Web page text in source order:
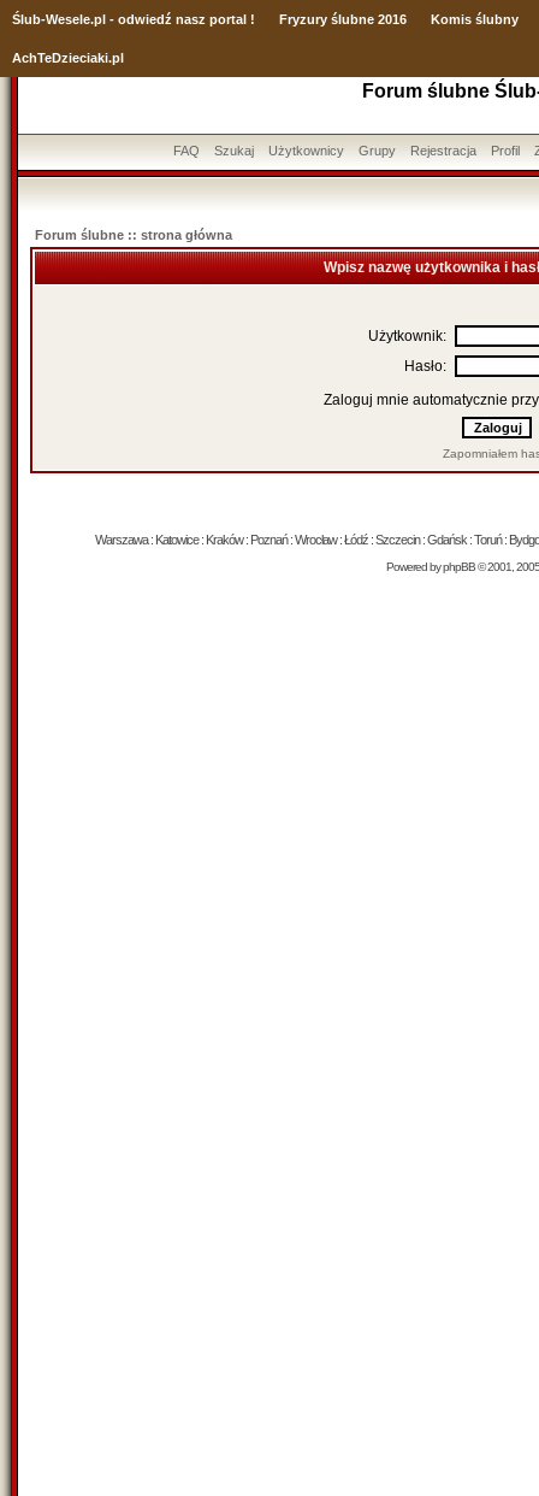
Ślub-Wesele.pl - odwiedź nasz portal ! Fryzury ślubne 2016 Komis ślubny
AchTeDzieciaki.pl
Forum ślubne
FAQ Szukaj Użytkownicy Grupy Rejestracja Profil
Forum ślubne :: strona główna
Wpisz nazwę użytkownika i
Użytkownik:
Hasło:
Zaloguj mnie automatycznie
Zapomniałem
Warszawa : Katowice : Kraków : Poznań : Wrocław : Łódź : Szczecin : Gdańsk : Toruń :
Powered byphpBB© 2001,